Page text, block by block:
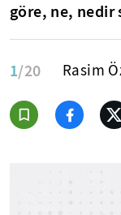
göre, ne, nedir
1/20 Rasim